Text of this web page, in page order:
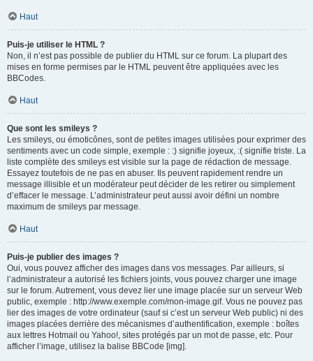
Haut
Puis-je utiliser le HTML ?
Non, il n’est pas possible de publier du HTML sur ce forum. La plupart des
mises en forme permises par le HTML peuvent être appliquées avec les
BBCodes.
Haut
Que sont les smileys ?
Les smileys, ou émoticônes, sont de petites images utilisées pour exprimer des
sentiments avec un code simple, exemple : :) signifie joyeux, :( signifie triste. La
liste complète des smileys est visible sur la page de rédaction de message.
Essayez toutefois de ne pas en abuser. Ils peuvent rapidement rendre un
message illisible et un modérateur peut décider de les retirer ou simplement
d’effacer le message. L’administrateur peut aussi avoir défini un nombre
maximum de smileys par message.
Haut
Puis-je publier des images ?
Oui, vous pouvez afficher des images dans vos messages. Par ailleurs, si
l’administrateur a autorisé les fichiers joints, vous pouvez charger une image
sur le forum. Autrement, vous devez lier une image placée sur un serveur Web
public, exemple : http://www.exemple.com/mon-image.gif. Vous ne pouvez pas
lier des images de votre ordinateur (sauf si c’est un serveur Web public) ni des
images placées derrière des mécanismes d’authentification, exemple : boîtes
aux lettres Hotmail ou Yahoo!, sites protégés par un mot de passe, etc. Pour
afficher l’image, utilisez la balise BBCode [img].